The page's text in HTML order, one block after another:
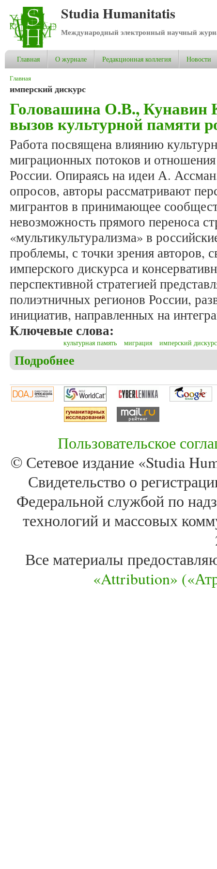
Studia Humanitatis
Международный электронный научный
Главная О журнале Редакционная коллегия Новости
Вы здесь
Главная
имперский дискурс
Головашина О.В., Кунавин
вызов культурной памяти
Работа посвящена влиянию
миграционных потоков и
России. Опираясь на идеи А.
опросов, авторы рассматривают
мигрантов в принимающее
невозможность прямого переноса
«мультикультурализма» в
проблемы, с точки зрения авторов,
имперского дискурса и
перспективной стратегией
полиэтничных регионов России,
инициатив, направленных на
Ключевые слова:
культурная память миграция имперский дискурс
Подробнее
Пользовательское
© Сетевое издание «Studia
Свидетельство о
Федеральной службой по
технологий и массовых
Все материалы
«Attribution»